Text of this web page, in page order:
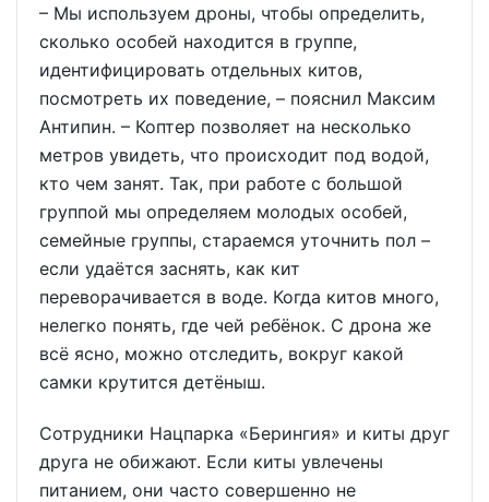
– Мы используем дроны, чтобы определить,
сколько особей находится в группе,
идентифицировать отдельных китов,
посмотреть их поведение, – пояснил Максим
Антипин. – Коптер позволяет на несколько
метров увидеть, что происходит под водой,
кто чем занят. Так, при работе с большой
группой мы определяем молодых особей,
семейные группы, стараемся уточнить пол –
если удаётся заснять, как кит
переворачивается в воде. Когда китов много,
нелегко понять, где чей ребёнок. С дрона же
всё ясно, можно отследить, вокруг какой
самки крутится детёныш.
Сотрудники Нацпарка «Берингия» и киты друг
друга не обижают. Если киты увлечены
питанием, они часто совершенно не